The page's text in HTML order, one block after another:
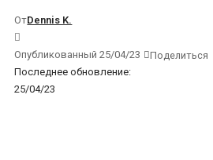
Последнее обновление:
25/04/23
ОтDennis K.
Опубликованный 25/04/23 Поделиться